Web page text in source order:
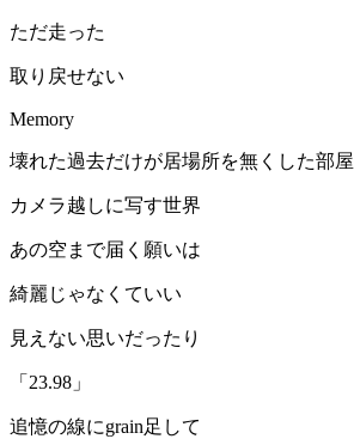
ただ走った
取り戻せない
Memory
壊れた過去だけが居場所を無くした部屋
カメラ越しに写す世界
あの空まで届く願いは
綺麗じゃなくていい
見えない思いだったり
「23.98」
追憶の線にgrain足して